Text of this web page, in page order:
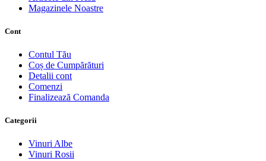
Magazinele Noastre
Cont
Contul Tău
Coș de Cumpărături
Detalii cont
Comenzi
Finalizează Comanda
Categorii
Vinuri Albe
Vinuri Rosii